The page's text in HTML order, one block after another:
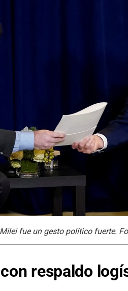
fue un gesto político fuerte.
respaldo